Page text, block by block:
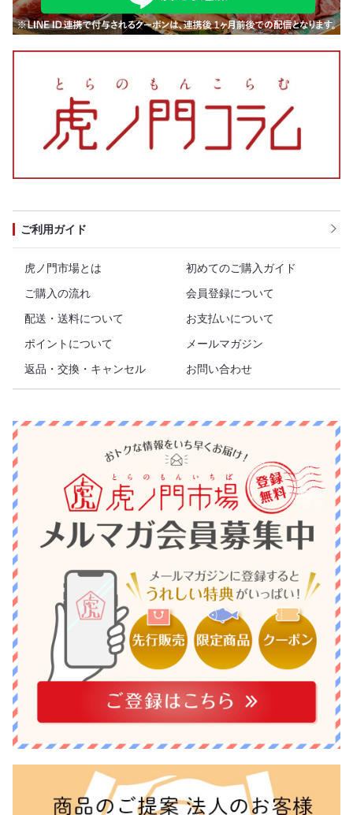
ご利用ガイド
虎ノ門市場とは
初めてのご購入ガイド
ご購入の流れ
会員登録について
配送・送料について
お支払いについて
ポイントについて
メールマガジン
返品・交換・キャンセル
お問い合わせ